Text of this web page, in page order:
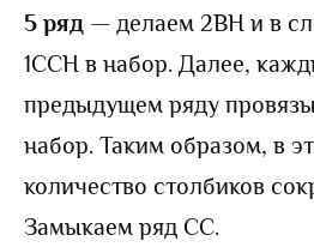
5 ряд — делаем 2ВН и в
1ССН в набор. Далее,
предыдущем ряду
набор. Таким образом, в
количество столбиков
Замыкаем ряд СС.